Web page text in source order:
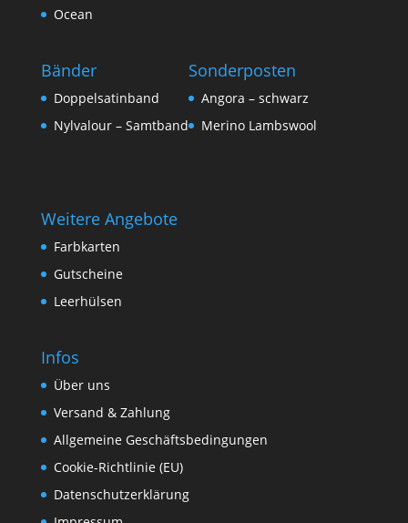
Ocean
Bänder
Doppelsatinband
Nylvalour – Samtband
Sonderposten
Angora – schwarz
Merino Lambswool
Weitere Angebote
Farbkarten
Gutscheine
Leerhülsen
Infos
Über uns
Versand & Zahlung
Allgemeine Geschäftsbedingungen
Cookie-Richtlinie (EU)
Datenschutzerklärung